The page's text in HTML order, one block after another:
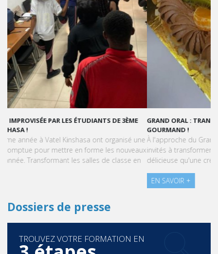
GRAND ORAL : TRANSFORMONS LE STRESS EN SUCCÈS
GOURMAND !
À l'approche du Grand Oral, les étudiants de Vatel Kinshasa sont
invités à transformer le stress en une expérience aussi
délicieuse qu'une création pâtissière.
3 étapes